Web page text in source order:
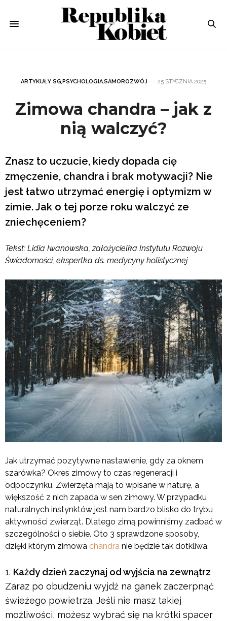
ARTYKUŁY SG,PSYCHOLOGIA,SAMOROZWÓJ 25 STYCZNIA 2025
Zimowa chandra – jak z
nią walczyć?
Znasz to uczucie, kiedy dopada cię
zmęczenie, chandra i brak motywacji? Nie
jest łatwo utrzymać energię i optymizm w
zimie. Jak o tej porze roku walczyć ze
zniechęceniem?
Tekst: Lidia Iwanowska, założycielka Instytutu Rozwoju
Świadomości, ekspertka ds. medycyny holistycznej
Jak utrzymać pozytywne nastawienie, gdy za oknem
szarówka? Okres zimowy to czas regeneracji i
odpoczynku. Zwierzęta mają to wpisane w naturę, a
większość z nich zapada w sen zimowy. W przypadku
naturalnych instynktów jest nam bardzo blisko do trybu
aktywności zwierząt. Dlatego zimą powinniśmy zadbać w
szczególności o siebie. Oto 3 sprawdzone sposoby,
dzięki którym zimowa chandra nie będzie tak dotkliwa.
Każdy dzień zaczynaj od wyjścia na zewnątrz
Zaraz po obudzeniu wyjdź na ganek zaczerpnąć
świeżego powietrza. Jeśli nie masz takiej
możliwości, możesz wybrać się na krótki spacer